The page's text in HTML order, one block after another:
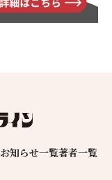
お知らせ一覧著者一覧